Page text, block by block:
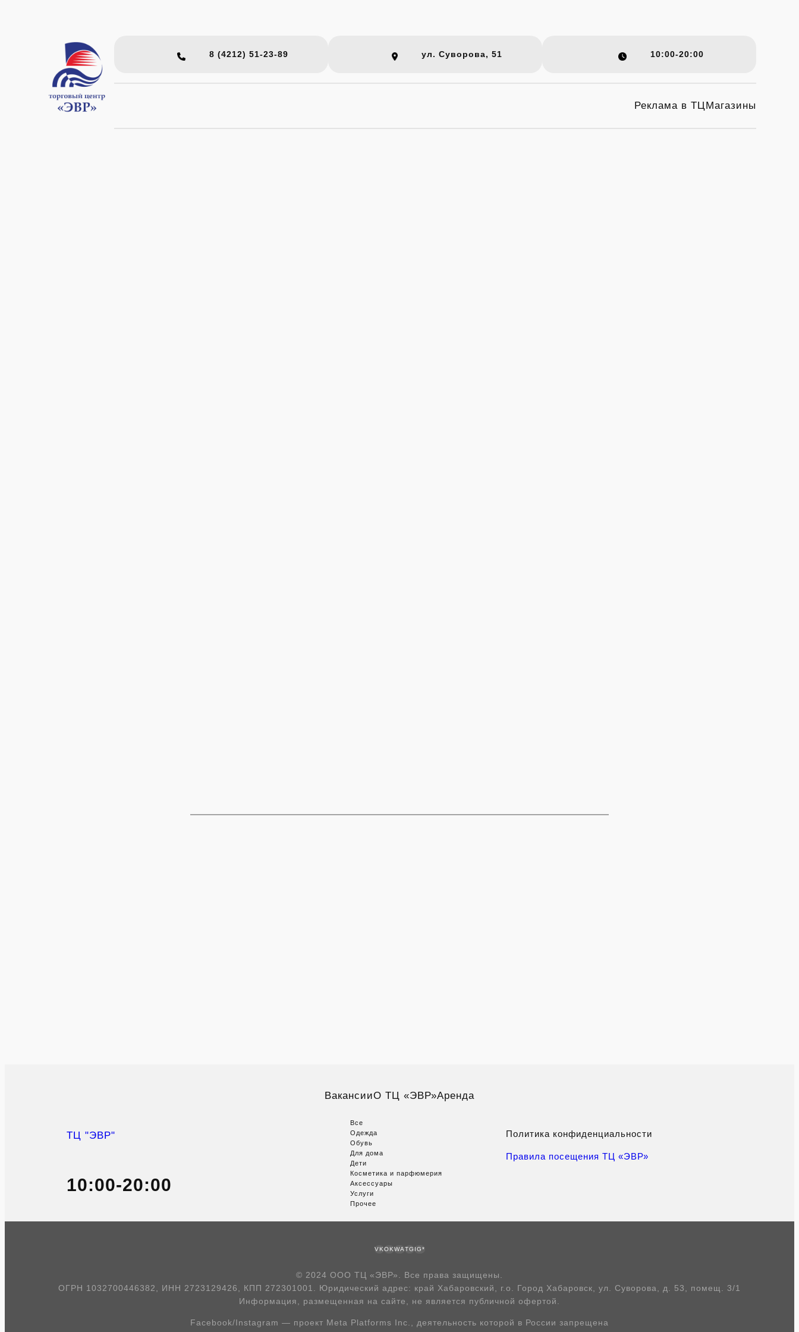
содержимому
8 (4212) 51-23-89 ул. Суворова, 51 10:00-20:00
Реклама в ТЦ Магазины
ВакансииО ТЦ «ЭВР»Аренда
ТЦ "ЭВР"
10:00-20:00
Все
Одежда
Обувь
Для дома
Дети
Косметика и парфюмерия
Аксессуары
Услуги
Прочее
Политика конфиденциальности
Правила посещения ТЦ «ЭВР»
VKOKWATGIG*
© 2024 ООО ТЦ «ЭВР». Все права защищены.
ОГРН 1032700446382, ИНН 2723129426, КПП 272301001. Юридический адрес: край Хабаровский, г.о. Город Хабаровск, ул. Суворова, д. 53, помещ. 3/1
Информация, размещенная на сайте, не является публичной офертой.
Facebook/Instagram — проект Meta Platforms Inc., деятельность которой в России запрещена